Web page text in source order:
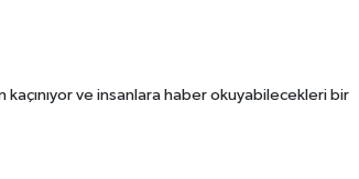
ve insanlara haber okuyabilecekleri bir